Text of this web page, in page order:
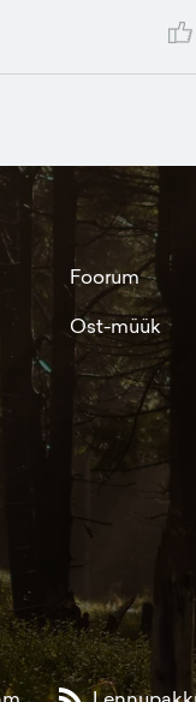
Foorum
Ost-müük